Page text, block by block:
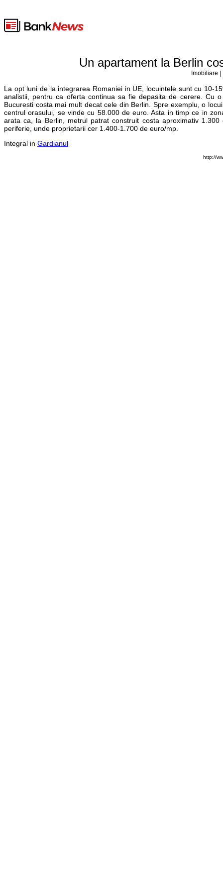
Un apartament la Berlin
Imobiliare
La opt luni de la integrarea Romaniei in UE, locuintele sunt cu 10-
analistii, pentru ca oferta continua sa fie depasita de cerere. Cu
Bucuresti costa mai mult decat cele din Berlin. Spre exemplu, o
centrul orasului, se vinde cu 58.000 de euro. Asta in timp ce in
arata ca, la Berlin, metrul patrat construit costa aproximativ
periferie, unde proprietarii cer 1.400-1.700 de euro/mp.
Integral in Gardianul
http://